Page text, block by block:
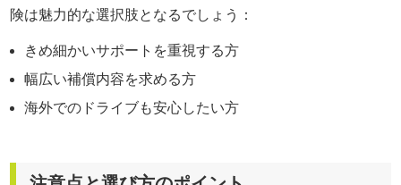
険は魅力的な選択肢となるでしょう：
きめ細かいサポートを重視する方
幅広い補償内容を求める方
海外でのドライブも安心したい方